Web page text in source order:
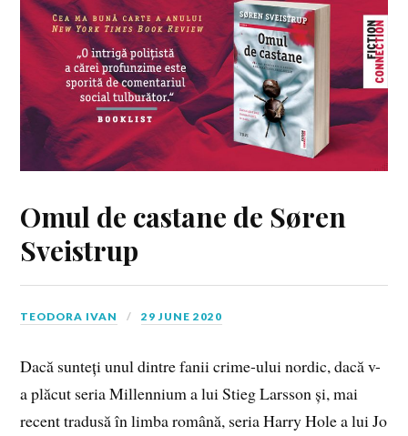
Omul de castane de Søren
Sveistrup
TEODORA IVAN 29 JUNE 2020
Dacă sunteți unul dintre fanii crime-ului nordic, dacă v-
a plăcut seria Millennium a lui Stieg Larsson și, mai
recent tradusă în limba română, seria Harry Hole a lui Jo